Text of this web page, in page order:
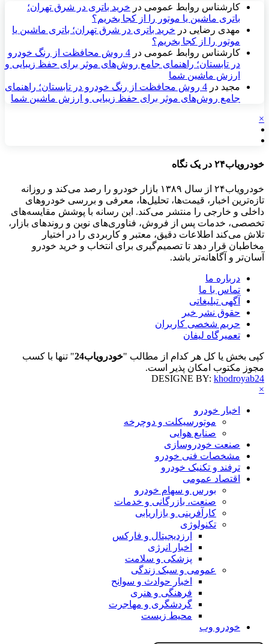
کارشناس روابط عمومی در خرید باتری در شرق تهران؛
باتری ماشین یا موتور را از کجا بخریم؟
مهدی رضایی در خرید باتری در شرق تهران؛ باتری ماشین یا
موتور را از کجا بخریم؟
کارشناس روابط عمومی در
4 روش محافظت از رنگ خودرو
در تابستان؛ راهنمای جامع روش‌های موثر برای حفظ زیبایی و
ارزش ماشین شما
مجید در
4 روش محافظت از رنگ خودرو در تابستان؛ راهنمای
جامع روش‌های موثر برای حفظ زیبایی و ارزش ماشین شما
×
خودرویاب۲۴ در یک نگاه
خودرویاب۲۴ از سال ۱۳۸۹ بازار خودرو را رصد می‌کند و روزانه
تازه‌ترین اخبار، قیمت‌ها، تحلیل‌ها، معرفی و بررسی خودروهای
داخلی و خارجی را منتشر می‌کند. این رسانه با پوشش مقایسه‌های
تخصصی، خدمات پس از فروش، فناوری‌های نوین و روندهای بازار،
تلاش می‌کند اطلاعات دقیق، معتبر و کاربردی را در اختیار
مخاطبان قرار دهد تا تصمیم‌گیری برای انتخاب و خرید خودرو
آسان‌تر و آگاهانه‌تر باشد.
درباره ما
تماس با ما
آگهی تبلیغاتی
حقوق نشر خبر
حریم شخصی کاربران
تعمیرگاه لیفان
کپی بخش یا کل هر کدام از مطالب "خودرویاب24
" تنها با کسب
مجوز مکتوب امکان پذیر است.
DESIGNE BY: khodroyab24
×
اخبار خودرو
موتورسیکلت و دوچرخه
صنایع هوایی
صنعت خودروسازی
مشخصات فنی خودرو
ترفند و تکنیک خودرو
اقتصاد عمومی
بورس و سهام خودرو
صنعت، بازرگانی و خدمات
کارآفرینی و بازاریابی
تکنولوژی
ارزدیجیتال و فارکس
اخبار انرژی
پزشکی و سلامت
عمومی و سبک زندگی
اخبار حوادث و سوانح
فرهنگی و هنری
گردشگری و مهاجرت
محیط زیست
خودرو وب